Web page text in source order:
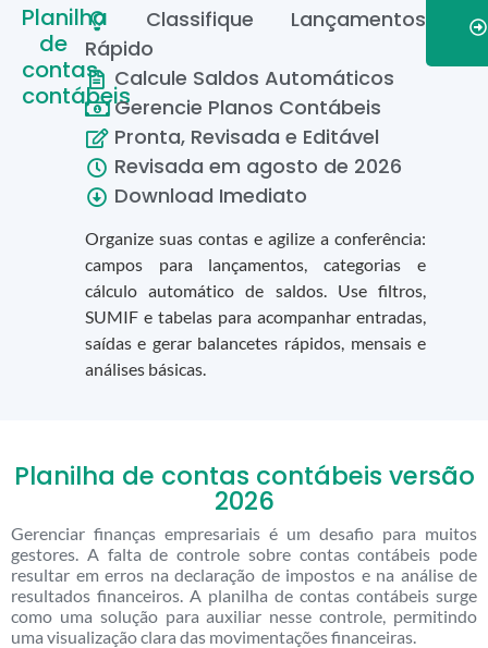
Planilha
de
contas
contábeis
Classifique Lançamentos
Rápido
Calcule Saldos Automáticos
Gerencie Planos Contábeis
Pronta, Revisada e Editável
Revisada em agosto de 2026
Download Imediato
Organize suas contas e agilize a conferência:
campos para lançamentos, categorias e
cálculo automático de saldos. Use filtros,
SUMIF e tabelas para acompanhar entradas,
saídas e gerar balancetes rápidos, mensais e
análises básicas.
Planilha de contas contábeis versão
2026
Gerenciar finanças empresariais é um desafio para muitos
gestores. A falta de controle sobre contas contábeis pode
resultar em erros na declaração de impostos e na análise de
resultados financeiros. A planilha de contas contábeis surge
como uma solução para auxiliar nesse controle, permitindo
uma visualização clara das movimentações financeiras.